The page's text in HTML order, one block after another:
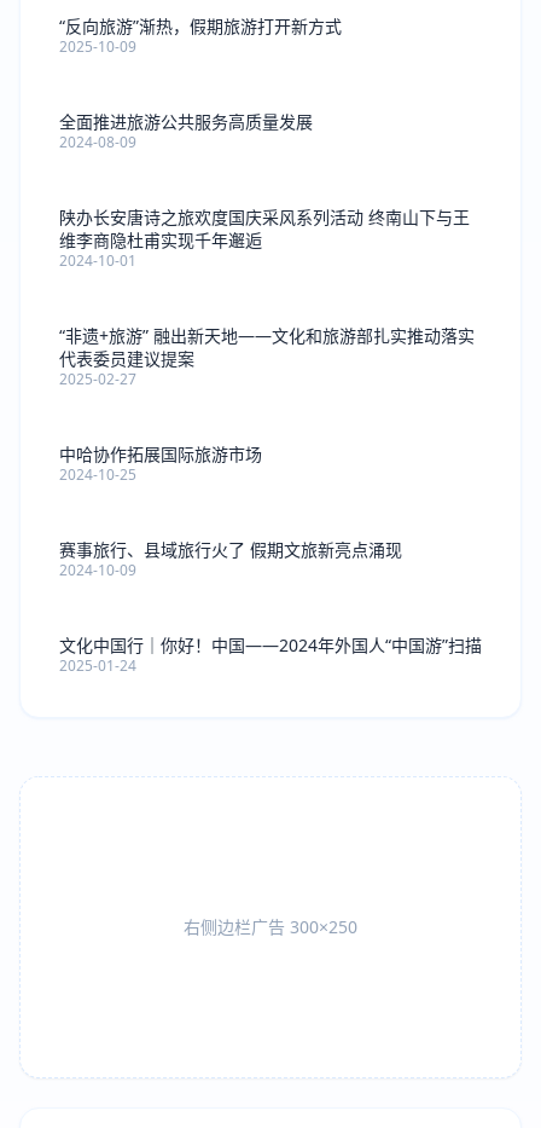
“反向旅游”渐热，假期旅游打开新方式
2025-10-09
全面推进旅游公共服务高质量发展
2024-08-09
陕办长安唐诗之旅欢度国庆采风系列活动 终南山下与王
维李商隐杜甫实现千年邂逅
2024-10-01
“非遗+旅游” 融出新天地——文化和旅游部扎实推动落实
代表委员建议提案
2025-02-27
中哈协作拓展国际旅游市场
2024-10-25
赛事旅行、县域旅行火了 假期文旅新亮点涌现
2024-10-09
文化中国行｜你好！中国——2024年外国人“中国游”扫描
2025-01-24
右侧边栏广告 300×250